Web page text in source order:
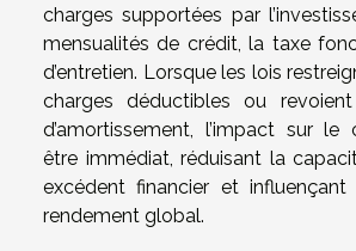
charges supportées par
mensualités de crédit, la taxe
d’entretien. Lorsque les lois
charges déductibles ou
d’amortissement, l’impact sur
être immédiat, réduisant la
excédent financier et
rendement global.